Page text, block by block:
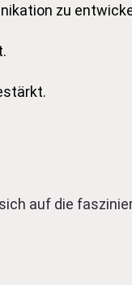
zu
auf die